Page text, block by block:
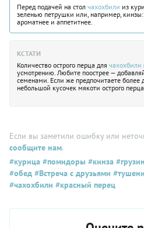
Перед подачей на стол чахохбили из
зеленью петрушки или, например, кинзы:
ароматнее и аппетитнее.
КСТАТИ
Количество острого перца для чахохбили
усмотрению. Любите поострее —
семенами. Если же предпочитаете более
небольшой кусочек мякоти острого
Если вы заметили ошибку или
сообщите нам.
#курица #помидоры #кинза
#обед #Встреча с друзьями
#чахохбили #красный перец